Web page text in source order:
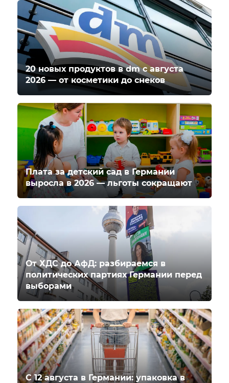
20 новых продуктов в dm с августа
2026 — от косметики до снеков
Плата за детский сад в Германии
выросла в 2026 — льготы сокращают
От ХДС до АфД: разбираемся в
политических партиях Германии перед
выборами
С 12 августа в Германии: упаковка в